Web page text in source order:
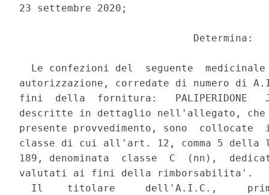
23 settembre 2020;
                             Determina:
Le confezioni del  seguente
autorizzazione, corredate di numero di
fini  della  fornitura:   PALIPERIDONE
descritte in dettaglio nell'allegato,
presente provvedimento, sono
classe di cui all'art. 12, comma 5 della
189, denominata  classe  C  (nn),
valutati ai fini della rimborsabilita'.
Il    titolare     dell'A.I.C.,